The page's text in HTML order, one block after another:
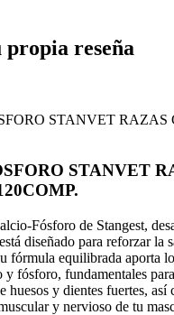
propia reseña
STANVET
Fósforo de Stangest,
diseñado para reforzar la
fórmula equilibrada aporta
y fósforo, fundamentales
huesos y dientes fuertes, así
y nervioso de tu